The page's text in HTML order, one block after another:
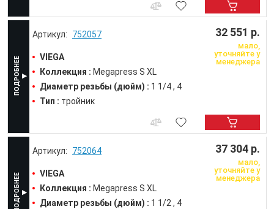
752057
VIEGA
Коллекция : Megapress S XL
Диаметр резьбы (дюйм) : 1 1/4
4
Тип : тройник
32 551 р.
мало,
уточняйте у
менеджера
752064
VIEGA
Коллекция : Megapress S XL
Диаметр резьбы (дюйм) : 1 1/2
4
37 304 р.
мало,
уточняйте у
менеджера